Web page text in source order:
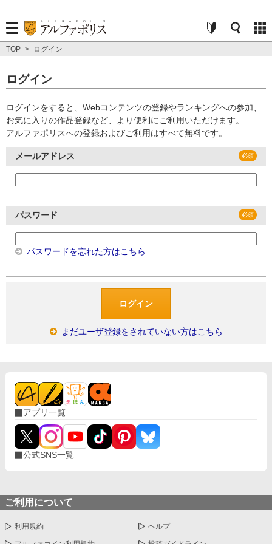
TOP > ログイン
ログイン
ログインをすると、Webコンテンツの登録やランキングへの参加、
お気に入りの作品登録など、より便利にご利用いただけます。
アルファポリスへの登録およびご利用はすべて無料です。
メールアドレス
パスワード
パスワードを忘れた方はこちら
まだユーザ登録をされていない方はこちら
アプリ一覧
公式SNS一覧
ご利用について
利用規約 ヘルプ